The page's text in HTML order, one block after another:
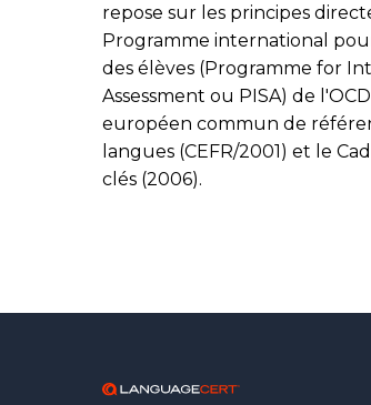
repose sur les principes
Programme international
des élèves (Programme for
Assessment ou PISA) de
européen commun de
langues (CEFR/2001) et le
clés (2006).